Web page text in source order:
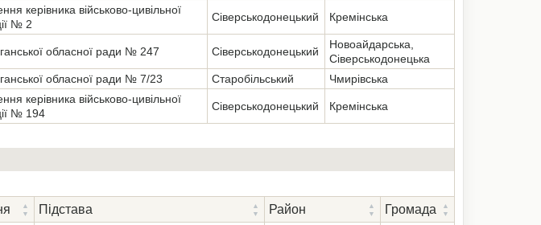
керівника військово-цивільної
№ 2
Сіверськодонецький Кремінська
обласної ради № 247 Сіверськодонецький
Новоайдарська,
Сіверськодонецька
обласної ради № 7/23 Старобільський Чмирівська
керівника військово-цивільної
№ 194
Сіверськодонецький Кремінська
Підстава Район Громада